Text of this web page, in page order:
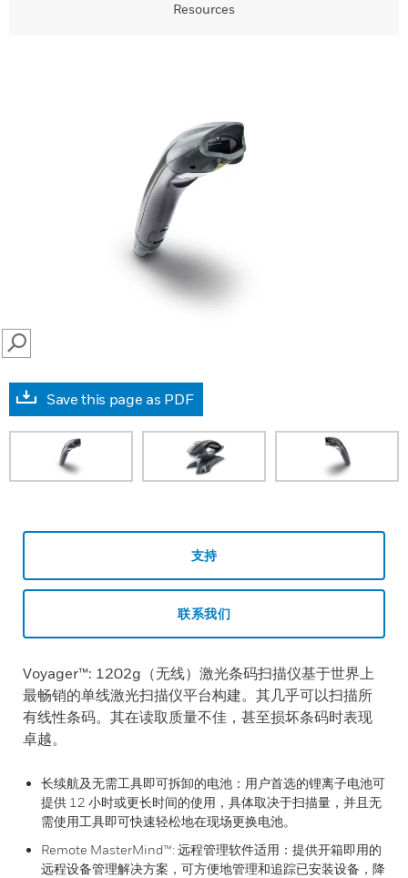
Resources
SEARCH
Save this page as PDF
支持
联系我们
Voyager™: 1202g（无线）激光条码扫描仪基于世界上
最畅销的单线激光扫描仪平台构建。其几乎可以扫描所
有线性条码。其在读取质量不佳，甚至损坏条码时表现
卓越。
长续航及无需工具即可拆卸的电池：用户首选的锂离子电池可
提供 12 小时或更长时间的使用，具体取决于扫描量，并且无
需使用工具即可快速轻松地在现场更换电池。
Remote MasterMind™: 远程管理软件适用：提供开箱即用的
远程设备管理解决方案，可方便地管理和追踪已安装设备，降